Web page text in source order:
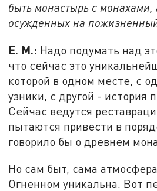
быть монастырь с
осужденных на
Е. М.: Надо подумать над
что сейчас это
которой в одном месте, с
узники, с другой - история
Сейчас ведутся
пытаются привести в
говорило бы о древнем
Но сам быт, сама
Огненном уникальна. Вот